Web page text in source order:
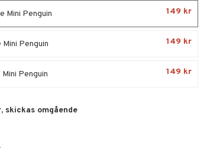
Mini Penguin 149 kr
Penguin 149 kr
Penguin 149 kr
skickas omgående